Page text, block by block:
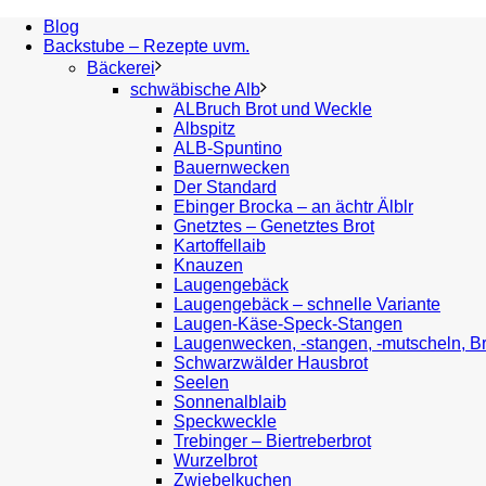
Blog
Backstube – Rezepte uvm.
Bäckerei
schwäbische Alb
ALBruch Brot und Weckle
Albspitz
ALB-Spuntino
Bauernwecken
Der Standard
Ebinger Brocka – an ächtr Älblr
Gnetztes – Genetztes Brot
Kartoffellaib
Knauzen
Laugengebäck
Laugengebäck – schnelle Variante
Laugen-Käse-Speck-Stangen
Laugenwecken, -stangen, -mutscheln,
Schwarzwälder Hausbrot
Seelen
Sonnenalblaib
Speckweckle
Trebinger – Biertreberbrot
Wurzelbrot
Zwiebelkuchen